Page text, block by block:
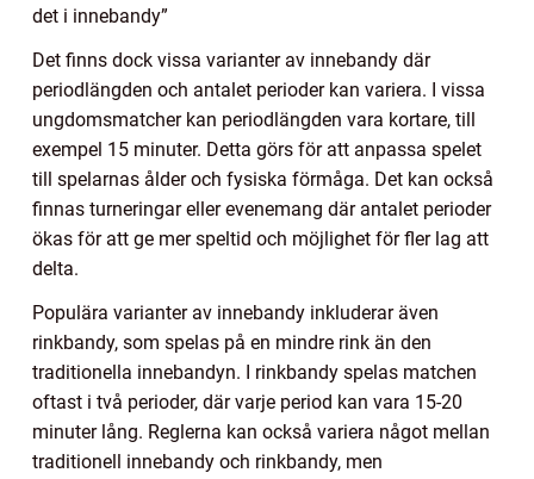
det i innebandy”
Det finns dock vissa varianter av innebandy där
periodlängden och antalet perioder kan variera. I vissa
ungdomsmatcher kan periodlängden vara kortare, till
exempel 15 minuter. Detta görs för att anpassa spelet
till spelarnas ålder och fysiska förmåga. Det kan också
finnas turneringar eller evenemang där antalet perioder
ökas för att ge mer speltid och möjlighet för fler lag att
delta.
Populära varianter av innebandy inkluderar även
rinkbandy, som spelas på en mindre rink än den
traditionella innebandyn. I rinkbandy spelas matchen
oftast i två perioder, där varje period kan vara 15-20
minuter lång. Reglerna kan också variera något mellan
traditionell innebandy och rinkbandy, men